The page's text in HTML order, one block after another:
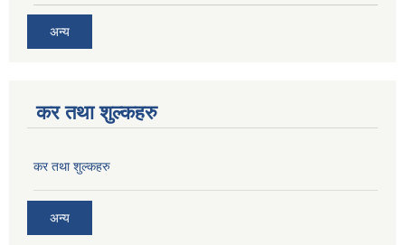
अन्य
कर तथा शुल्कहरु
कर तथा शुल्कहरु
अन्य